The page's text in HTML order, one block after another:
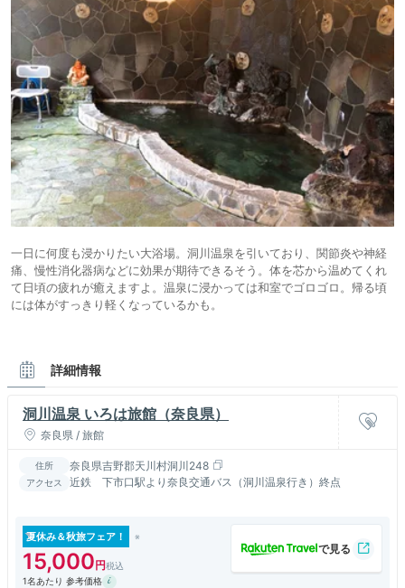
一日に何度も浸かりたい大浴場。洞川温泉を引いており、関節炎や神経
痛、慢性消化器病などに効果が期待できるそう。体を芯から温めてくれ
て日頃の疲れが癒えますよ。温泉に浸かっては和室でゴロゴロ。帰る頃
には体がすっきり軽くなっているかも。
詳細情報
洞川温泉 いろは旅館（奈良県）
奈良県 / 旅館
住所 奈良県吉野郡天川村洞川248
アクセス 近鉄 下市口駅より奈良交通バス（洞川温泉行き）終点
夏休み＆秋旅フェア！
15,000
1名あたり 参考価格